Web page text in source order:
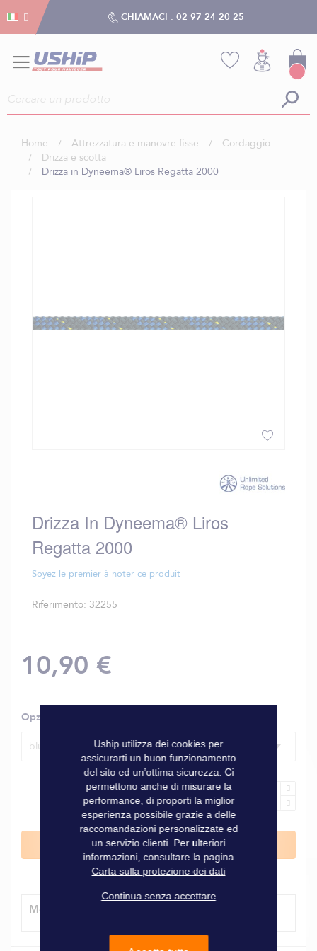
CHIAMACI : 02 97 24 20 25
Home Attrezzatura e manovre fisse
Cordaggio
Drizza e scotta
Drizza in Dyneema® Liros Regatta 2000
di
immagini
Drizza In Dyneema® Liros
Regatta 2000
Soyez le premier à noter ce produit
Riferimento 32255
10,90 €
Opzioni
blu - 12 mm
Aggiungi al Carrello
Modalità di consegna
Gestion dei cookies
Uship utilizza dei cookies per
assicurarti un buon funzionamento
del sito ed un’ottima sicurezza. Ci
permettono anche di misurare la
performance, di proporti la miglior
esperienza possibile grazie a delle
raccomandazioni personalizzate ed
un servizio clienti. Per ulteriori
informazioni, consultare la pagina
Carta sulla protezione dei dati
Continua senza accettare
Gestion dei cookies